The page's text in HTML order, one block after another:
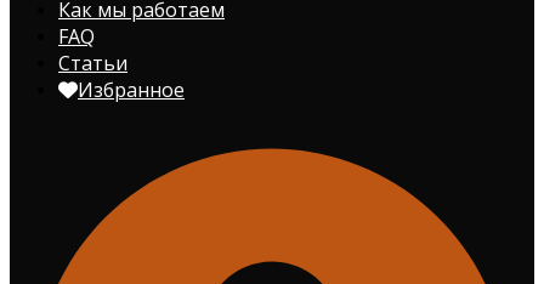
Как мы работаем
FAQ
Статьи
Избранное